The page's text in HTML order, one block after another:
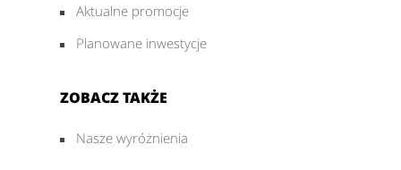
Aktualne promocje
Planowane inwestycje
ZOBACZ TAKŻE
Nasze wyróżnienia